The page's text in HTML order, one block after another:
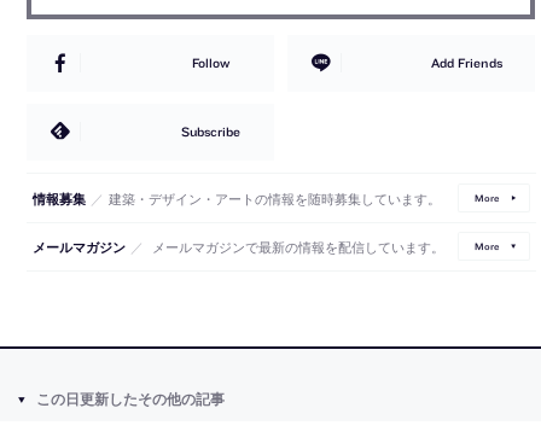
Follow Add Friends
Subscribe
情報募集 ／ 建築・デザイン・アートの情報を随時募集しています。 More
メールマガジン ／ メールマガジンで最新の情報を配信しています。 More
この日更新したその他の記事